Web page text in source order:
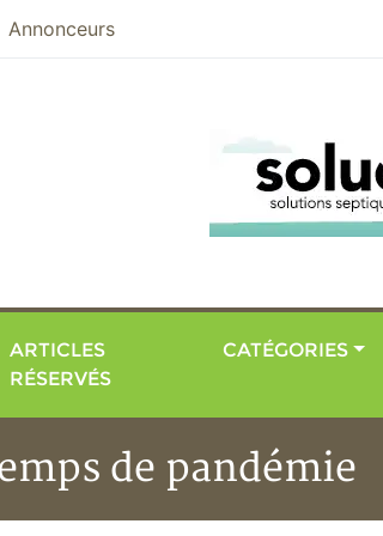
panier
Annonceurs
ARTICLES
RÉSERVÉS
CATÉGORIES
de pandémie